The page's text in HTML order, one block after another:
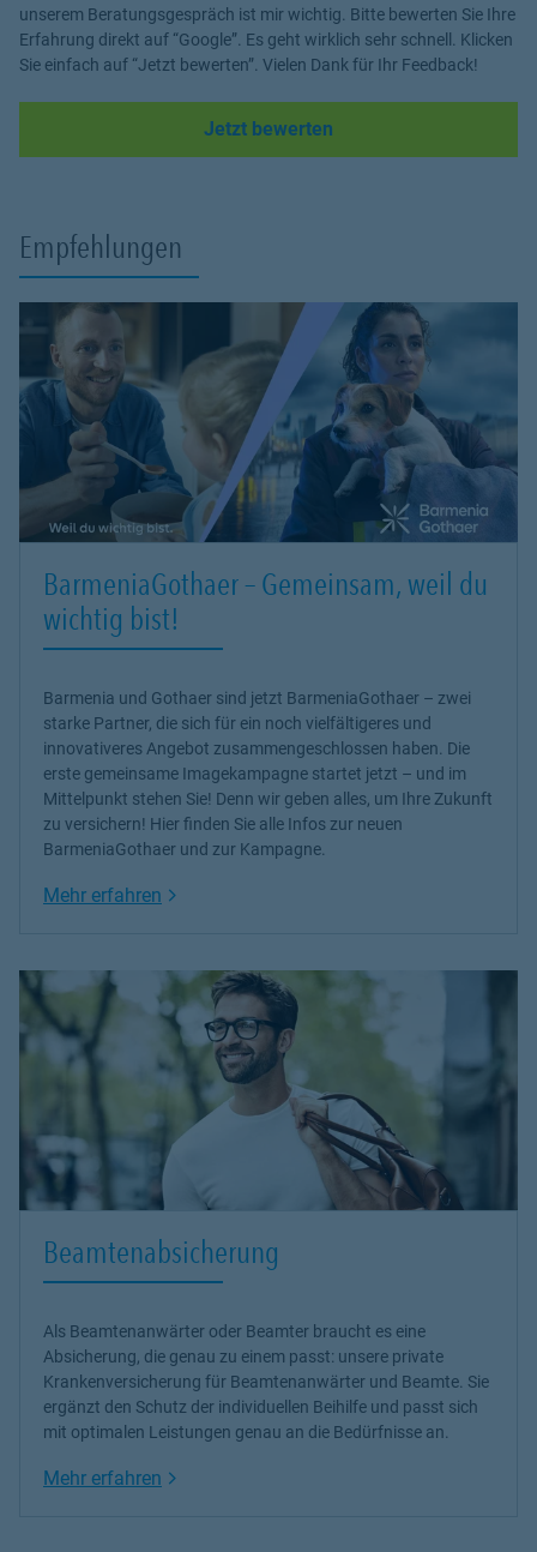
unserem Beratungsgespräch ist mir wichtig. Bitte bewerten Sie Ihre
Erfahrung direkt auf “Google”. Es geht wirklich sehr schnell. Klicken
Sie einfach auf “Jetzt bewerten”. Vielen Dank für Ihr Feedback!
Jetzt bewerten
Empfehlungen
BarmeniaGothaer – Gemeinsam, weil du
wichtig bist!
Barmenia und Gothaer sind jetzt BarmeniaGothaer – zwei
starke Partner, die sich für ein noch vielfältigeres und
innovativeres Angebot zusammengeschlossen haben. Die
erste gemeinsame Imagekampagne startet jetzt – und im
Mittelpunkt stehen Sie! Denn wir geben alles, um Ihre Zukunft
zu versichern! Hier finden Sie alle Infos zur neuen
BarmeniaGothaer und zur Kampagne.
Mehr erfahren Link Opens in New Tab
Beamtenabsicherung
Als Beamtenanwärter oder Beamter braucht es eine
Absicherung, die genau zu einem passt: unsere private
Krankenversicherung für Beamtenanwärter und Beamte. Sie
ergänzt den Schutz der individuellen Beihilfe und passt sich
mit optimalen Leistungen genau an die Bedürfnisse an.
Mehr erfahren Link Opens in New Tab